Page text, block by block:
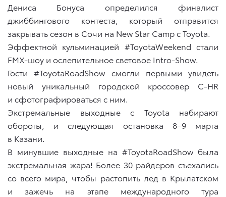
Дениса Бонуса определился финалист
джиббингового контеста, который отправится
закрывать сезон в Сочи на New Star Camp с Toyota.
Эффектной кульминацией #ToyotaWeekend стали
FMX-шоу и ослепительное световое Intro-Show.
Гости #ToyotaRoadShow смогли первыми увидеть
новый уникальный городской кроссовер C-HR
и сфотографироваться с ним.
Экстремальные выходные с Toyota набирают
обороты, и следующая остановка 8−9 марта
в Казани.
В минувшие выходные на #ToyotaRoadShow была
экстремальная жара! Более 30 райдеров съехались
со всего мира, чтобы растопить лед в Крылатском
и зажечь на этапе международного тура